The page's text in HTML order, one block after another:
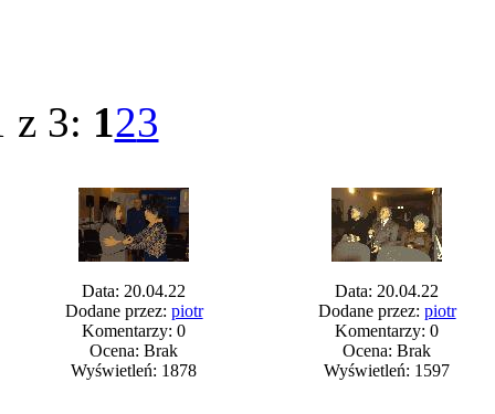
z 3: 123
Data: 20.04.22
Dodane przez: piotr
Komentarzy: 0
Ocena: Brak
Wyświetleń: 1878
Data: 20.04.22
Dodane przez: piotr
Komentarzy: 0
Ocena: Brak
Wyświetleń: 1597